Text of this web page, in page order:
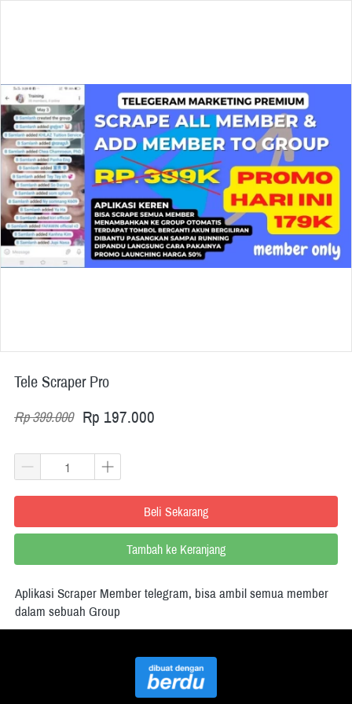
Tele Scraper Pro
Rp 399.000 Rp 197.000
`Beli Sekarang
`Tambah ke Keranjang
Aplikasi Scraper Member telegram, bisa ambil semua member
dalam sebuah Group